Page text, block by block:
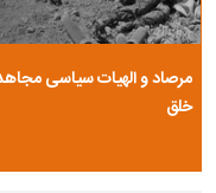
مرصاد و الهیات سیاسی
خلق